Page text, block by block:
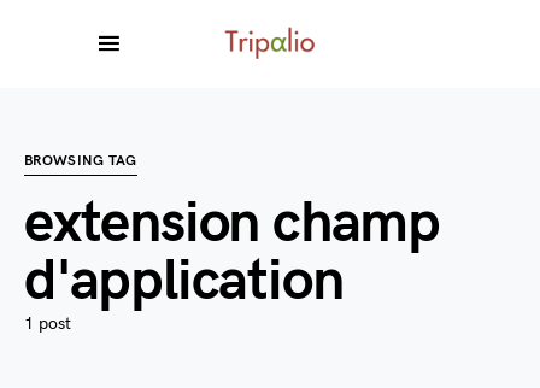
BROWSING TAG
extension champ
d'application
1 post